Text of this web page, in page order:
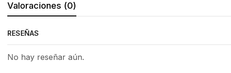
Valoraciones (0)
RESEÑAS
No hay reseñar aún.